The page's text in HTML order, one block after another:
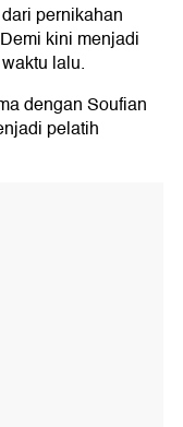
pernikahan
kini menjadi
lalu.
dengan Soufian
pelatih